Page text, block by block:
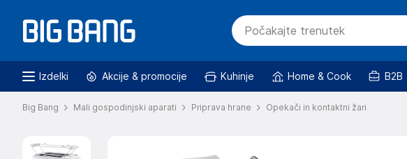
Izdelki Akcije & promocije Kuhinje Home & Cook B2B
Big Bang Mali gospodinjski aparati Priprava hrane Opekači in kontaktni žari